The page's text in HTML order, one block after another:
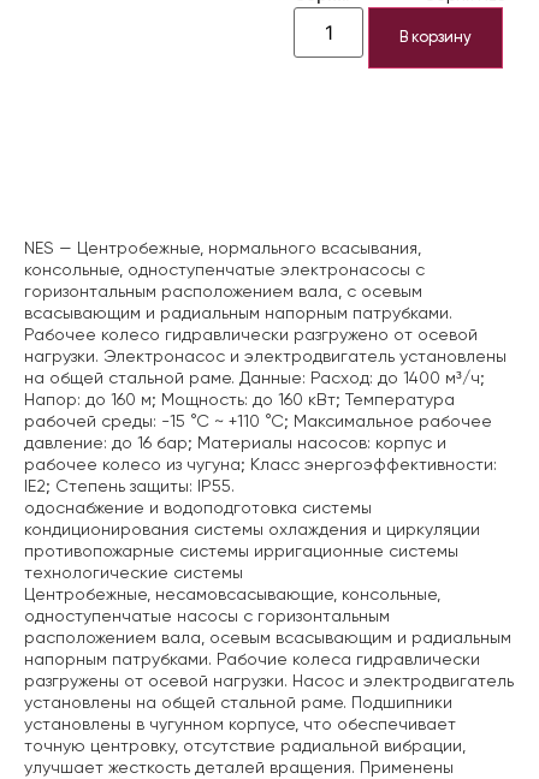
В корзину
NES — Центробежные, нормального всасывания,
консольные, одноступенчатые электронасосы с
горизонтальным расположением вала, с осевым
всасывающим и радиальным напорным патрубками.
Рабочее колесо гидравлически разгружено от осевой
нагрузки. Электронасос и электродвигатель установлены
на общей стальной раме. Данные: Расход: до 1400 м³/ч;
Напор: до 160 м; Мощность: до 160 кВт; Температура
рабочей среды: -15 °С ~ +110 °С; Максимальное рабочее
давление: до 16 бар; Материалы насосов: корпус и
рабочее колесо из чугуна; Класс энергоэффективности:
IE2; Степень защиты: IP55.
одоснабжение и водоподготовка системы
кондиционирования системы охлаждения и циркуляции
противопожарные системы ирригационные системы
технологические системы
Центробежные, несамовсасывающие, консольные,
одноступенчатые насосы с горизонтальным
расположением вала, осевым всасывающим и радиальным
напорным патрубками. Рабочие колеса гидравлически
разгружены от осевой нагрузки. Насос и электродвигатель
установлены на общей стальной раме. Подшипники
установлены в чугунном корпусе, что обеспечивает
точную центровку, отсутствие радиальной вибрации,
улучшает жесткость деталей вращения. Применены